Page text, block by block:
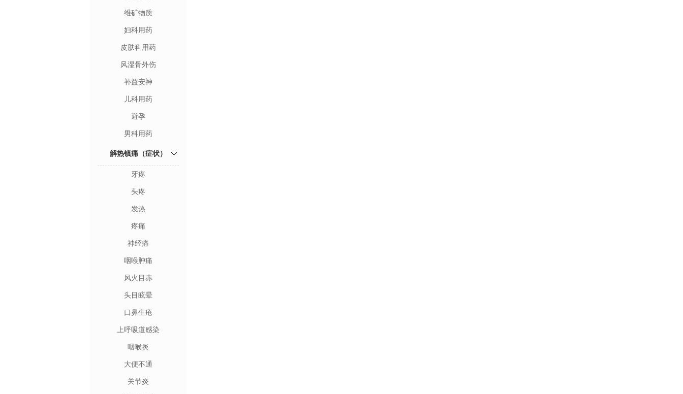
维矿物质
妇科用药
皮肤科用药
风湿骨外伤
补益安神
儿科用药
避孕
男科用药
解热镇痛（症状）
牙疼
头疼
发热
疼痛
神经痛
咽喉肿痛
风火目赤
头目眩晕
口鼻生疮
上呼吸道感染
咽喉炎
大便不通
关节炎